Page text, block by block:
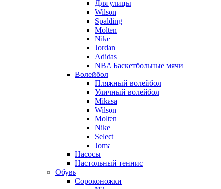
Для улицы
Wilson
Spalding
Molten
Nike
Jordan
Adidas
NBA Баскетбольные мячи
Волейбол
Пляжный волейбол
Уличный волейбол
Mikasa
Wilson
Molten
Nike
Select
Joma
Насосы
Настольный теннис
Обувь
Сороконожки